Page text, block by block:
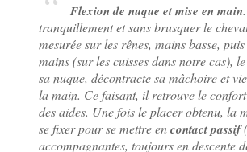
Flexion de nuque et mise en main
tranquillement et sans brusquer le
mesurée sur les rênes, mains basse,
mains (sur les cuisses dans notre cas),
sa nuque, décontracte sa mâchoire et
la main. Ce faisant, il retrouve le
des aides. Une fois le placer obtenu, la
se fixer pour se mettre encontact passif
accompagnantes, toujours en descente